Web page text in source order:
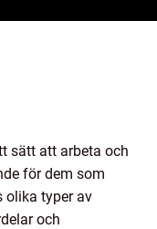
sätt att arbeta och
för dem som
olika typer av
och